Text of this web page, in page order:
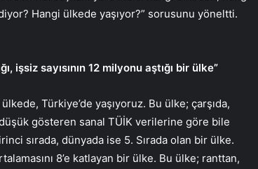
Hangi ülkede yaşıyor?” sorusunu yöneltti.
işsiz sayısının 12 milyonu aştığı bir ülke”
Türkiye’de yaşıyoruz. Bu ülke; çarşıda,
gösteren sanal TÜİK verilerine göre bile
sırada, dünyada ise 5. Sırada olan bir ülke.
8’e katlayan bir ülke. Bu ülke; ranttan,